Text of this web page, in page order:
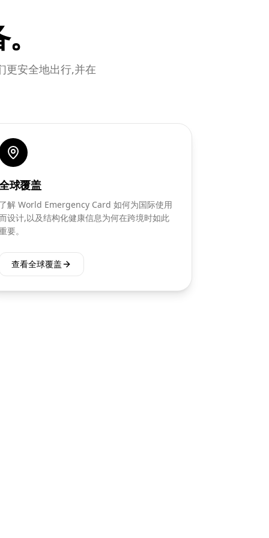
更安全地出行,并在
球覆盖
了解 World Emergency Card 如何为国际使用
设计,以及结构化健康信息为何在跨境时如此
要。
查看全球覆盖